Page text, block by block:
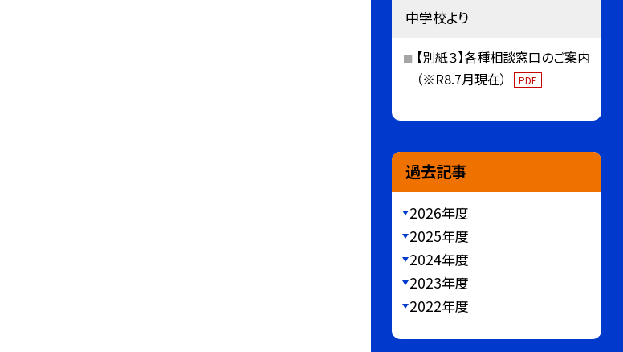
中学校より
【別紙３】各種相談窓口のご案内
（※R8.7月現在）
PDF
過去記事
2026年度
2025年度
2024年度
2023年度
2022年度